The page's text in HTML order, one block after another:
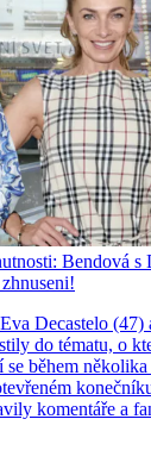
Bendová s
Decastelo
do tématu, o
se během
komentáře a